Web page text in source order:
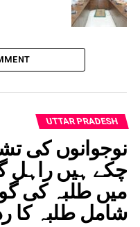
UTTAR PRADESH
نوجوانوں کی
چکے ہیں راہل
میں طلبہ کی
شامل طلبہ کا